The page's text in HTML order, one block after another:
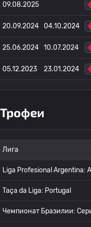
09.08.2025
20.09.2024 04.10.2024
25.06.2024 10.07.2024
05.12.2023 23.01.2024
Трофеи
Лига
Liga Profesional Argentina:
Taça da Liga: Portugal
Чемпионат Бразилии: